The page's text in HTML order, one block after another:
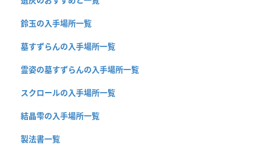
鈴玉の入手場所一覧
墓すずらんの入手場所一覧
霊姿の墓すずらんの入手場所一覧
スクロールの入手場所一覧
結晶雫の入手場所一覧
製法書一覧